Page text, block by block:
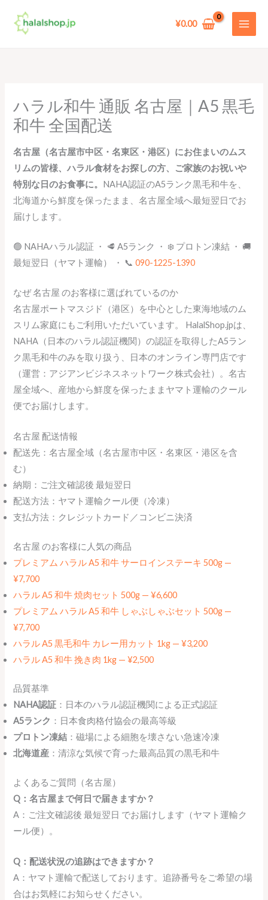
¥0.00
ハラル和牛 通販 名古屋｜A5 黒毛
和牛 全国配送
名古屋（名古屋市中区・名東区・港区）にお住まいのムス
リムの皆様、ハラル食材をお探しの方、ご家族のお祝いや
特別な日のお食事に。 NAHA認証のA5ランク黒毛和牛を、
北海道から鮮度を保ったまま、名古屋全域へ最短翌日でお
届けします。
🟢 NAHAハラル認証 ・ 🥩 A5ランク ・ ❄️ プロトン凍結 ・ 🚚
最短翌日（ヤマト運輸） ・ 📞090-1225-1390
なぜ 名古屋 のお客様に選ばれているのか
名古屋ポートマスジド（港区）を中心とした東海地域のム
スリム家庭にもご利用いただいています。 HalalShop.jpは、
NAHA（日本のハラル認証機関）の認証を取得したA5ラン
ク黒毛和牛のみを取り扱う、日本のオンライン専門店です
（運営：アジアンビジネスネットワーク株式会社）。名古
屋全域へ、産地から鮮度を保ったままヤマト運輸のクール
便でお届けします。
名古屋 配送情報
配送先：名古屋全域（名古屋市中区・名東区・港区を含
む）
納期：ご注文確認後 最短翌日
配送方法：ヤマト運輸クール便（冷凍）
支払方法：クレジットカード／コンビニ決済
名古屋 のお客様に人気の商品
プレミアム ハラル A5 和牛 サーロインステーキ 500g —
¥7,700
ハラル A5 和牛 焼肉セット 500g — ¥6,600
プレミアム ハラル A5 和牛 しゃぶしゃぶセット 500g —
¥7,700
ハラル A5 黒毛和牛 カレー用カット 1kg — ¥3,200
ハラル A5 和牛 挽き肉 1kg — ¥2,500
品質基準
NAHA認証 ：日本のハラル認証機関による正式認証
A5ランク ：日本食肉格付協会の最高等級
プロトン凍結 ：磁場による細胞を壊さない急速冷凍
北海道産 ：清涼な気候で育った最高品質の黒毛和牛
よくあるご質問（名古屋）
Q：名古屋まで何日で届きますか？
A：ご注文確認後 最短翌日 でお届けします（ヤマト運輸ク
ール便）。
Q：配送状況の追跡はできますか？
A：ヤマト運輸で配送しております。追跡番号をご希望の場
合はお気軽にお知らせください。